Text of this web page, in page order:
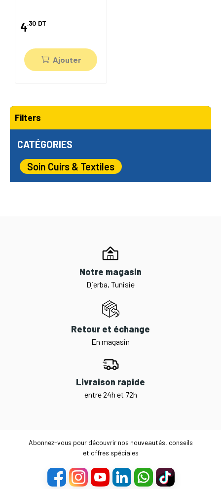
Filters
CATÉGORIES
Soin Cuirs & Textiles
4,30 DT
Ajouter
Notre magasin
Djerba, Tunisie
Retour et échange
En magasin
Livraison rapide
entre 24h et 72h
Abonnez-vous pour découvrir nos nouveautés, conseils
et offres spéciales